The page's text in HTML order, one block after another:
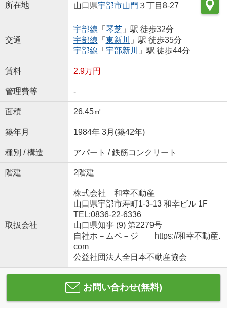
所在地 山口県宇部市山門 ３丁目8-27
交通
宇部線 「 琴芝」駅 徒歩32分
宇部線 「 東新川
」駅 徒歩35分
宇部線 「 宇部新川 」駅 徒歩44分
賃料 2.9万円
管理費等 -
面積 26.45㎡
築年月 1984年 3月(築42年)
種別 / 構造 アパート / 鉄筋コンクリート
階建 2階建
取扱会社
株式会社 和幸不動産
山口県宇部市寿町1-3-13 和幸ビル 1F
TEL:0836-22-6336
山口県知事 (9) 第2279号
自社ホ－ムペ－ジ https://和幸不動産.
com
公益社団法人全日本不動産協会
お問い合わせ(無料)